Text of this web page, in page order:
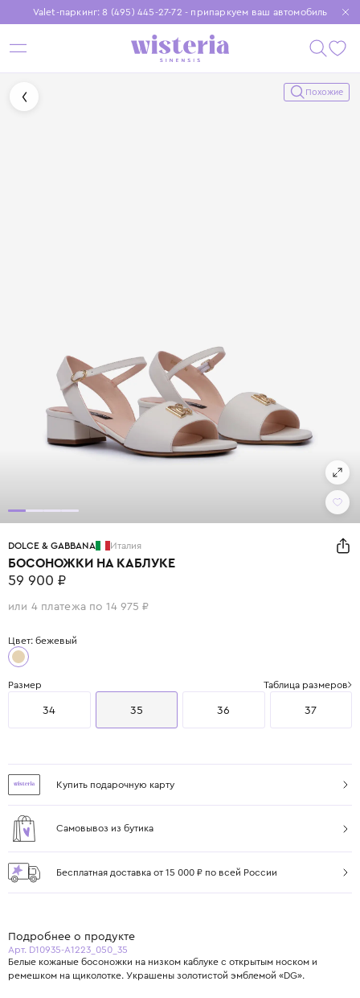
Valet-паркинг: 8 (495) 445-27-72 - припаркуем ваш автомобиль
Бесплатная доставка при заказе от 15 000 ₽
Установите приложение, чтобы покупки были еще удобнее
Похожие
DOLCE & GABBANA Италия
БОСОНОЖКИ НА КАБЛУКЕ
59 900 ₽
или 4 платежа по 14 975 ₽
Цвет: бежевый
Размер Таблица размеров
34 35 36 37
Купить подарочную карту
Самовывоз из бутика
Бесплатная доставка от 15 000 ₽ по всей России
Подробнее о продукте
Арт. D10935-A1223_050_35
Белые кожаные босоножки на низком каблуке с открытым носком и
ремешком на щиколотке. Украшены золотистой эмблемой «DG».